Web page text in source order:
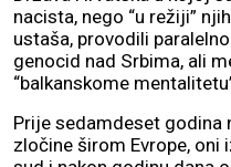
nacista, nego “u režiji”
ustaša, provodili
genocid nad Srbima, ali
“balkanskome
Prije sedamdeset godina
zločine širom Evrope, oni